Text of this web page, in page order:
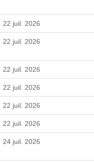
22 juil. 2026
22 juil. 2026
22 juil. 2026
22 juil. 2026
22 juil. 2026
22 juil. 2026
24 juil. 2026